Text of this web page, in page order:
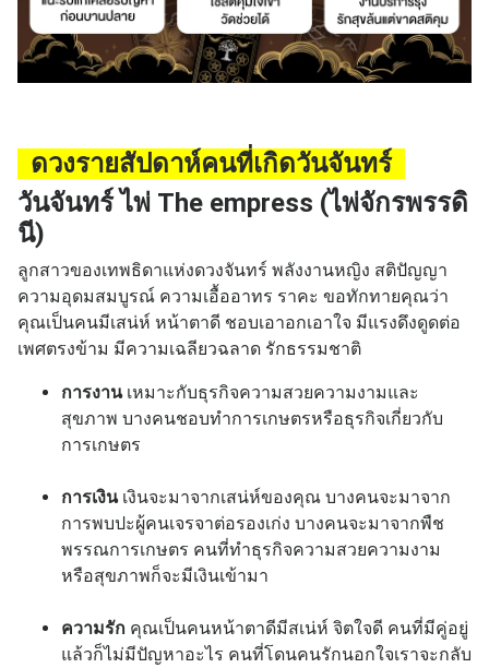
ดวงรายสัปดาห์คนที่เกิดวันจันทร์
วันจันทร์ ไพ่ The empress (ไพ่จักรพรรดิ
นี)
ลูกสาวของเทพธิดาแห่งดวงจันทร์ พลังงานหญิง สติปัญญา
ความอุดมสมบูรณ์ ความเอื้ออาทร ราคะ ขอทักทายคุณว่า
คุณเป็นคนมีเสน่ห์ หน้าตาดี ชอบเอาอกเอาใจ มีแรงดึงดูดต่อ
เพศตรงข้าม มีความเฉลียวฉลาด รักธรรมชาติ
การงาน เหมาะกับธุรกิจความสวยความงามและ
สุขภาพ บางคนชอบทำการเกษตรหรือธุรกิจเกี่ยวกับ
การเกษตร
การเงิน เงินจะมาจากเสน่ห์ของคุณ บางคนจะมาจาก
การพบปะผู้คนเจรจาต่อรองเก่ง บางคนจะมาจากพืช
พรรณการเกษตร คนที่ทำธุรกิจความสวยความงาม
หรือสุขภาพก็จะมีเงินเข้ามา
ความรัก คุณเป็นคนหน้าตาดีมีสเน่ห์ จิตใจดี คนที่มีคู่อยู่
แล้วก็ไม่มีปัญหาอะไร คนที่โดนคนรักนอกใจเราจะกลับ